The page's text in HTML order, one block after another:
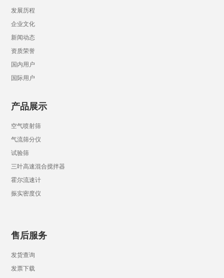
发展历程
企业文化
新闻动态
资质荣誉
国内用户
国际用户
产品展示
空气喷射筛
气流筛分仪
试验筛
三叶高速混合搅拌器
霍尔流速计
振实密度仪
售后服务
发货查询
发票下载